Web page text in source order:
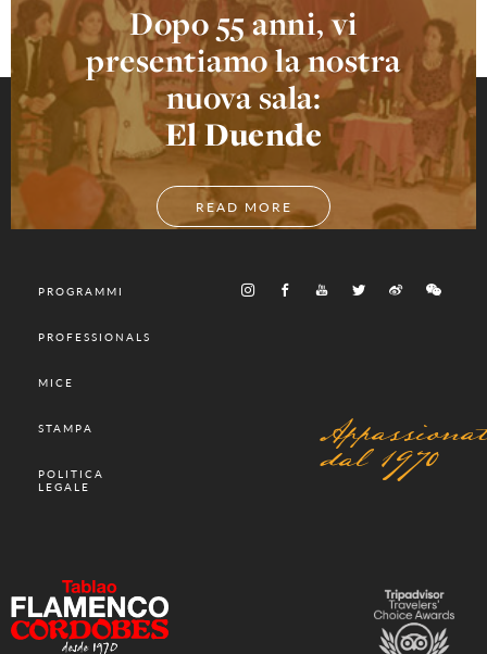
Dopo 55 anni, vi
presentiamo la nostra
nuova sala:
El Duende
READ MORE
PROGRAMMI
PROFESSIONALS
MICE
STAMPA
POLITICA
LEGALE
dal 1970